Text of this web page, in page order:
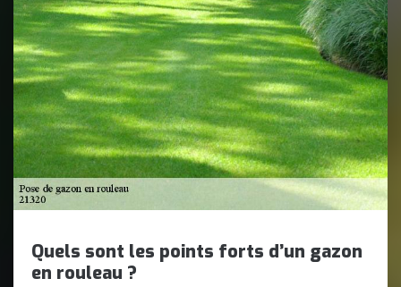
Quels sont les points forts d’un gazon
en rouleau ?